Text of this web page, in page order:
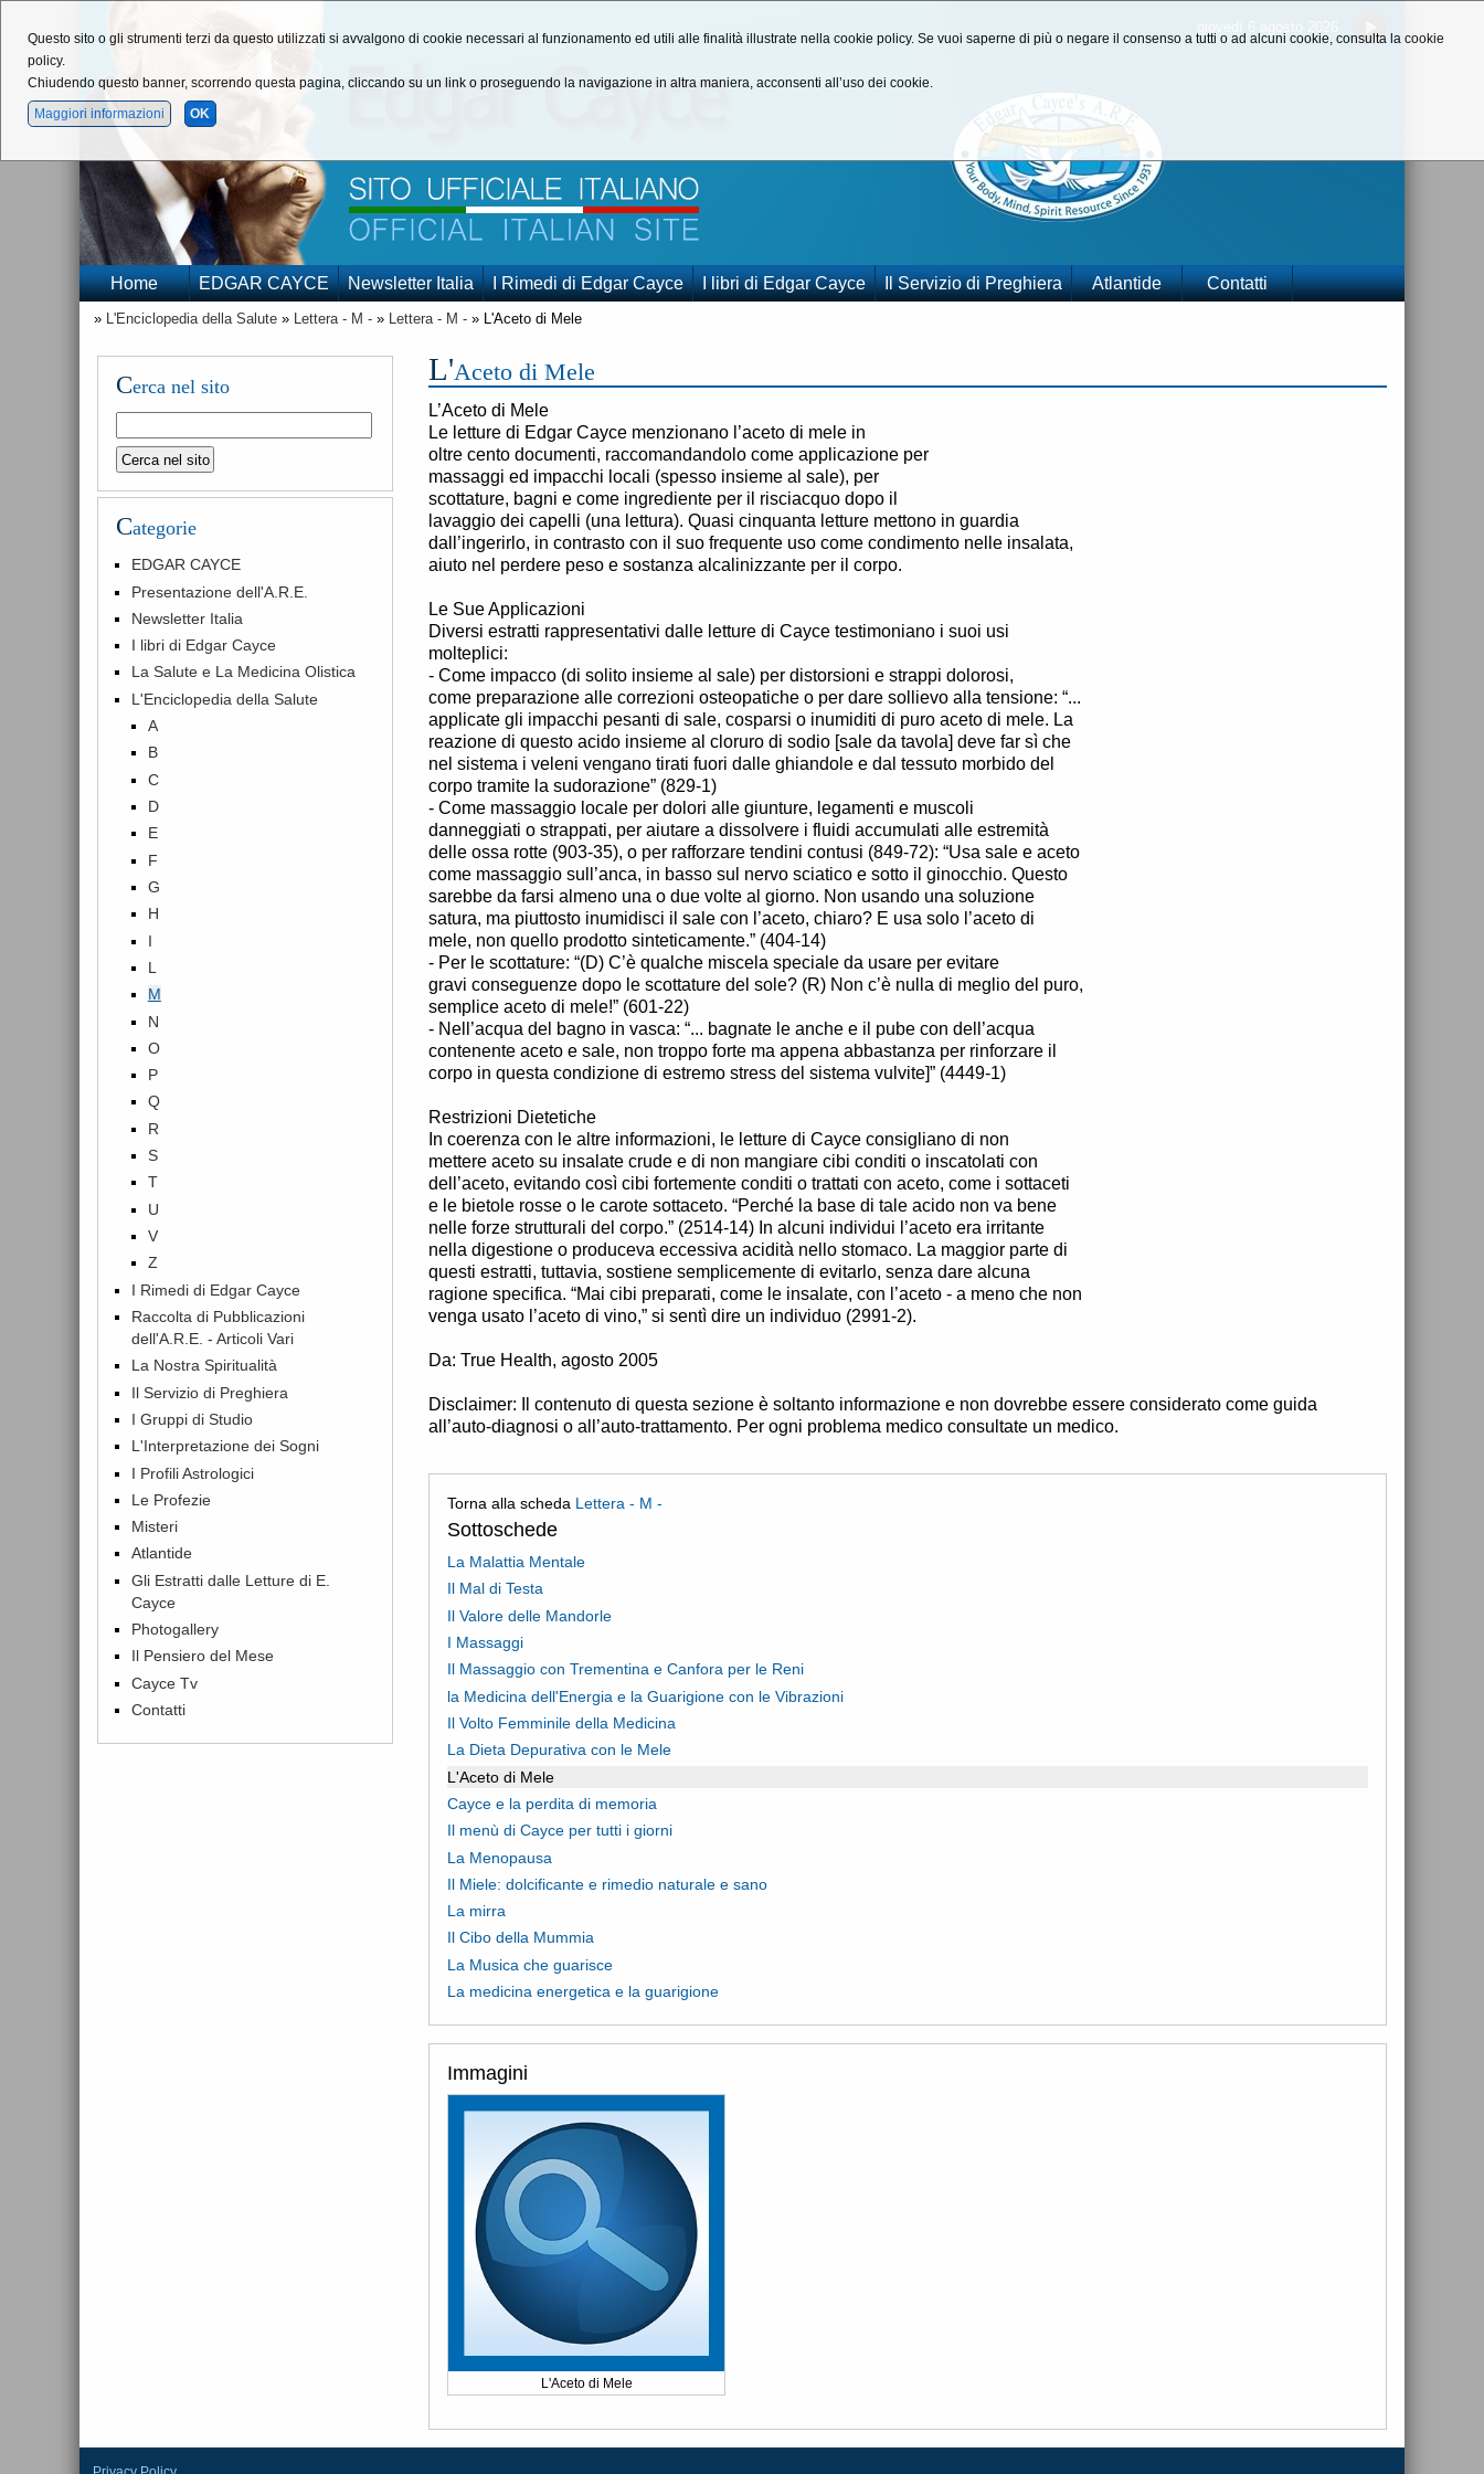
Home EDGAR CAYCE Newsletter Italia I Rimedi di Edgar Cayce I libri di Edgar Cayce Il Servizio di Preghiera Atlantide Contatti
» L'Enciclopedia della Salute » Lettera - M - » Lettera - M - » L'Aceto di Mele
L'Aceto di Mele
L’Aceto di Mele
Le letture di Edgar Cayce menzionano l’aceto di mele in
oltre cento documenti, raccomandandolo come applicazione per
massaggi ed impacchi locali (spesso insieme al sale), per
scottature, bagni e come ingrediente per il risciacquo dopo il
lavaggio dei capelli (una lettura). Quasi cinquanta letture mettono in guardia
dall’ingerirlo, in contrasto con il suo frequente uso come condimento nelle insalata,
aiuto nel perdere peso e sostanza alcalinizzante per il corpo.
Le Sue Applicazioni
Diversi estratti rappresentativi dalle letture di Cayce testimoniano i suoi usi
molteplici:
- Come impacco (di solito insieme al sale) per distorsioni e strappi dolorosi,
come preparazione alle correzioni osteopatiche o per dare sollievo alla tensione: “...
applicate gli impacchi pesanti di sale, cosparsi o inumiditi di puro aceto di mele. La
reazione di questo acido insieme al cloruro di sodio [sale da tavola] deve far sì che
nel sistema i veleni vengano tirati fuori dalle ghiandole e dal tessuto morbido del
corpo tramite la sudorazione” (829-1)
- Come massaggio locale per dolori alle giunture, legamenti e muscoli
danneggiati o strappati, per aiutare a dissolvere i fluidi accumulati alle estremità
delle ossa rotte (903-35), o per rafforzare tendini contusi (849-72): “Usa sale e aceto
come massaggio sull’anca, in basso sul nervo sciatico e sotto il ginocchio. Questo
sarebbe da farsi almeno una o due volte al giorno. Non usando una soluzione
satura, ma piuttosto inumidisci il sale con l’aceto, chiaro? E usa solo l’aceto di
mele, non quello prodotto sinteticamente.” (404-14)
- Per le scottature: “(D) C’è qualche miscela speciale da usare per evitare
gravi conseguenze dopo le scottature del sole? (R) Non c’è nulla di meglio del puro,
semplice aceto di mele!” (601-22)
- Nell’acqua del bagno in vasca: “... bagnate le anche e il pube con dell’acqua
contenente aceto e sale, non troppo forte ma appena abbastanza per rinforzare il
corpo in questa condizione di estremo stress del sistema vulvite]” (4449-1)
Restrizioni Dietetiche
In coerenza con le altre informazioni, le letture di Cayce consigliano di non
mettere aceto su insalate crude e di non mangiare cibi conditi o inscatolati con
dell’aceto, evitando così cibi fortemente conditi o trattati con aceto, come i sottaceti
e le bietole rosse o le carote sottaceto. “Perché la base di tale acido non va bene
nelle forze strutturali del corpo.” (2514-14) In alcuni individui l’aceto era irritante
nella digestione o produceva eccessiva acidità nello stomaco. La maggior parte di
questi estratti, tuttavia, sostiene semplicemente di evitarlo, senza dare alcuna
ragione specifica. “Mai cibi preparati, come le insalate, con l’aceto - a meno che non
venga usato l’aceto di vino,” si sentì dire un individuo (2991-2).
Da: True Health, agosto 2005
Disclaimer: Il contenuto di questa sezione è soltanto informazione e non dovrebbe essere considerato come guida
all’auto-diagnosi o all’auto-trattamento. Per ogni problema medico consultate un medico.
Torna alla scheda Lettera - M -
Sottoschede
La Malattia Mentale
Il Mal di Testa
Il Valore delle Mandorle
I Massaggi
Il Massaggio con Trementina e Canfora per le Reni
la Medicina dell'Energia e la Guarigione con le Vibrazioni
Il Volto Femminile della Medicina
La Dieta Depurativa con le Mele
L'Aceto di Mele
Cayce e la perdita di memoria
Il menù di Cayce per tutti i giorni
La Menopausa
Il Miele: dolcificante e rimedio naturale e sano
La mirra
Il Cibo della Mummia
La Musica che guarisce
La medicina energetica e la guarigione
Immagini
L'Aceto di Mele
Cerca nel sito
Categorie
EDGAR CAYCE
Presentazione dell'A.R.E.
Newsletter Italia
I libri di Edgar Cayce
La Salute e La Medicina Olistica
L'Enciclopedia della Salute
A
B
C
D
E
F
G
H
I
L
M
N
O
P
Q
R
S
T
U
V
Z
I Rimedi di Edgar Cayce
Raccolta di Pubblicazioni
dell'A.R.E. - Articoli Vari
La Nostra Spiritualità
Il Servizio di Preghiera
I Gruppi di Studio
L'Interpretazione dei Sogni
I Profili Astrologici
Le Profezie
Misteri
Atlantide
Gli Estratti dalle Letture di E.
Cayce
Photogallery
Il Pensiero del Mese
Cayce Tv
Contatti
Questo sito o gli strumenti terzi da questo utilizzati si avvalgono di cookie necessari al funzionamento ed utili alle finalità illustrate nella cookie policy. Se vuoi saperne di più o negare il consenso a tutti o ad alcuni cookie, consulta la cookie
policy.
Chiudendo questo banner, scorrendo questa pagina, cliccando su un link o proseguendo la navigazione in altra maniera, acconsenti all’uso dei cookie.
Maggiori informazioni
OK